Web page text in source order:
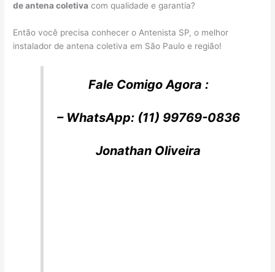
de antena coletiva com qualidade e garantia?
Então você precisa conhecer o Antenista SP, o melhor
instalador de antena coletiva em São Paulo e região!
Fale Comigo Agora :
– WhatsApp: (11) 99769-0836
Jonathan Oliveira